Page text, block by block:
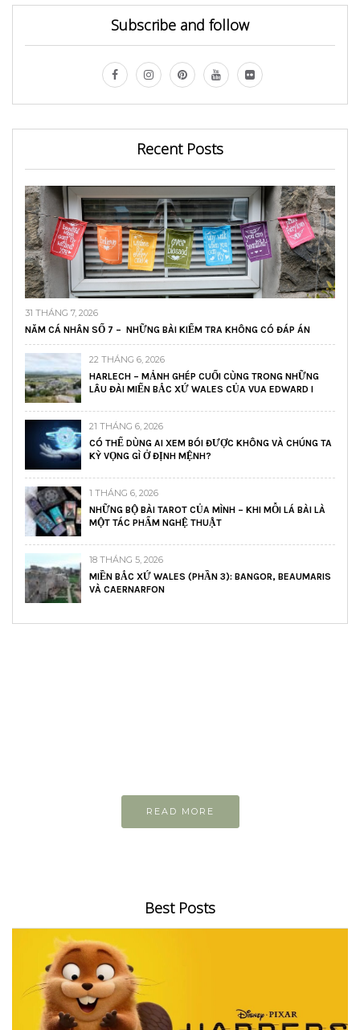
Subscribe and follow
Recent Posts
31 THÁNG 7, 2026
NĂM CÁ NHÂN SỐ 7 – NHỮNG BÀI KIỂM TRA KHÔNG CÓ ĐÁP ÁN
22 THÁNG 6, 2026
HARLECH – MẢNH GHÉP CUỐI CÙNG TRONG NHỮNG
LÂU ĐÀI MIẾN BẮC XỨ WALES CỦA VUA EDWARD I
21 THÁNG 6, 2026
CÓ THỂ DÙNG AI XEM BÓI ĐƯỢC KHÔNG VÀ CHÚNG TA
KỲ VỌNG GÌ Ở ĐỊNH MỆNH?
1 THÁNG 6, 2026
NHỮNG BỘ BÀI TAROT CỦA MÌNH – KHI MỖI LÁ BÀI LÀ
MỘT TÁC PHẨM NGHỆ THUẬT
18 THÁNG 5, 2026
MIỀN BẮC XỨ WALES (PHẦN 3): BANGOR, BEAUMARIS
VÀ CAERNARFON
READ MORE
Best Posts